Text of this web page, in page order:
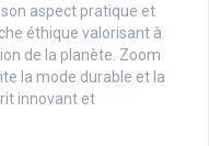
aspect pratique et
éthique valorisant à
de la planète. Zoom
la mode durable et la
innovant et